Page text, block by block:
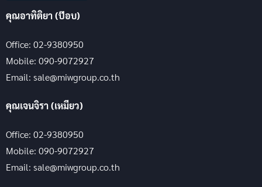
คุณอาทิติยา (ป๊อบ)
Office: 02-9380950
Mobile: 090-9072927
Email: sale@miwgroup.co.th
คุณเจนจิรา (เหมียว)
Office: 02-9380950
Mobile: 090-9072927
Email: sale@miwgroup.co.th